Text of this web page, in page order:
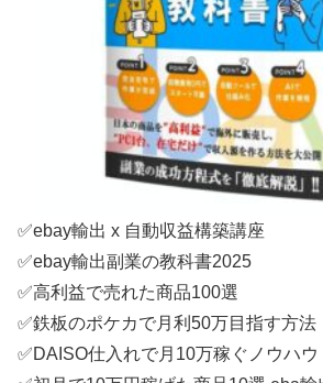
✅ebay輸出 x 自動収益構築講座
✅ebay輸出副業の教科書2025
✅高利益で売れた商品100選
✅鉄板のポケカで月利50万目指す方法
✅DAISO仕入れで月10万稼ぐノウハウ